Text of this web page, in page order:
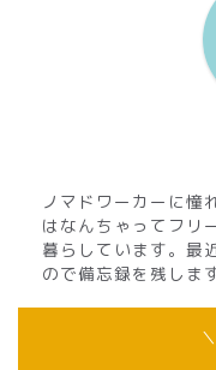
ノマドワーカーに憧
はなんちゃってフリ
暮らしています。最
ので備忘録を残します